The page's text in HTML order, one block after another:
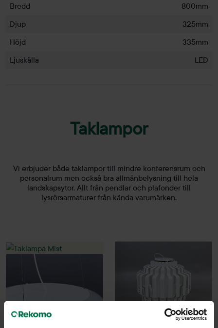
Bredd
800mm
Djup
325mm
Höjd
335mm
Ljuskälla
LED
Taklampor
Vi erbjuder både taklampor till mindre konferensrum och
personalrum men också bra allmänbelysning till hela
landskapsytor. Allt från pendlar och plafonder till
lysrörsarmaturer från kända varumärken.